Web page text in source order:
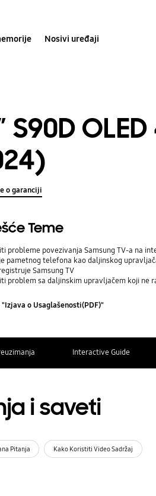
Nosivi uređaji
S90D
o garanciji
Teme
probleme povezivanja Samsung TV-a na
pametnog telefona kao daljinskog
Samsung TV
problem sa daljinskim upravljačem koji ne
o Usaglašenosti(PDF)"
Interactive Guide
i saveti
Pitanja Kako Koristiti Video Sadržaj